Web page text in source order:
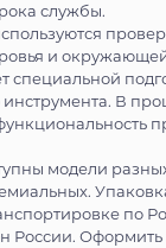
службы.
и
специальной
В
модели
по
России.